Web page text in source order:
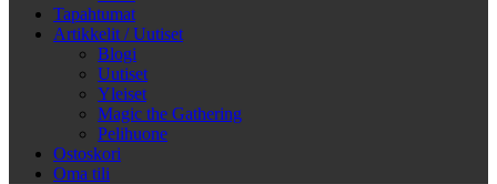
Tapahtumat
Artikkelit / Uutiset
Blogi
Uutiset
Yleiset
Magic the Gathering
Pelihuone
Ostoskori
Oma tili